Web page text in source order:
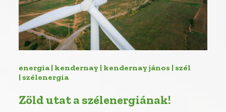
energia | kendernay | kendernay jános | szél
| szélenergia
Zöld utat a szélenergiának!